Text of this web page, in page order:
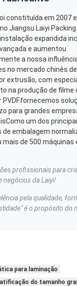
constituída em 2007
Jiangsu Laiyi Packing
expandida
e aumentou
a nossa influência
no mercado chinês
extrusão, com
na produção de filme
PVDF.fornecemos
para grandes
um dos
de embalagem
mais de 500 máquinas
profissionais para
negócios da Laiyi!
pela qualidade,
é o propósito do
para laminação
do tamanho